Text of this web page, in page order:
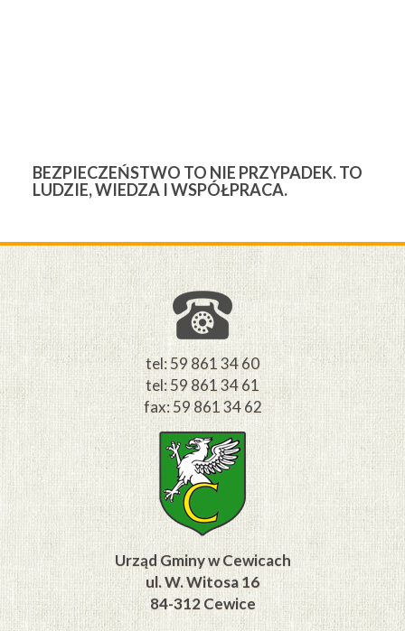
BEZPIECZEŃSTWO TO NIE PRZYPADEK. TO
LUDZIE, WIEDZA I WSPÓŁPRACA.
tel: 59 861 34 60
tel: 59 861 34 61
fax: 59 861 34 62
Urząd Gminy w Cewicach
ul. W. Witosa 16
84-312 Cewice